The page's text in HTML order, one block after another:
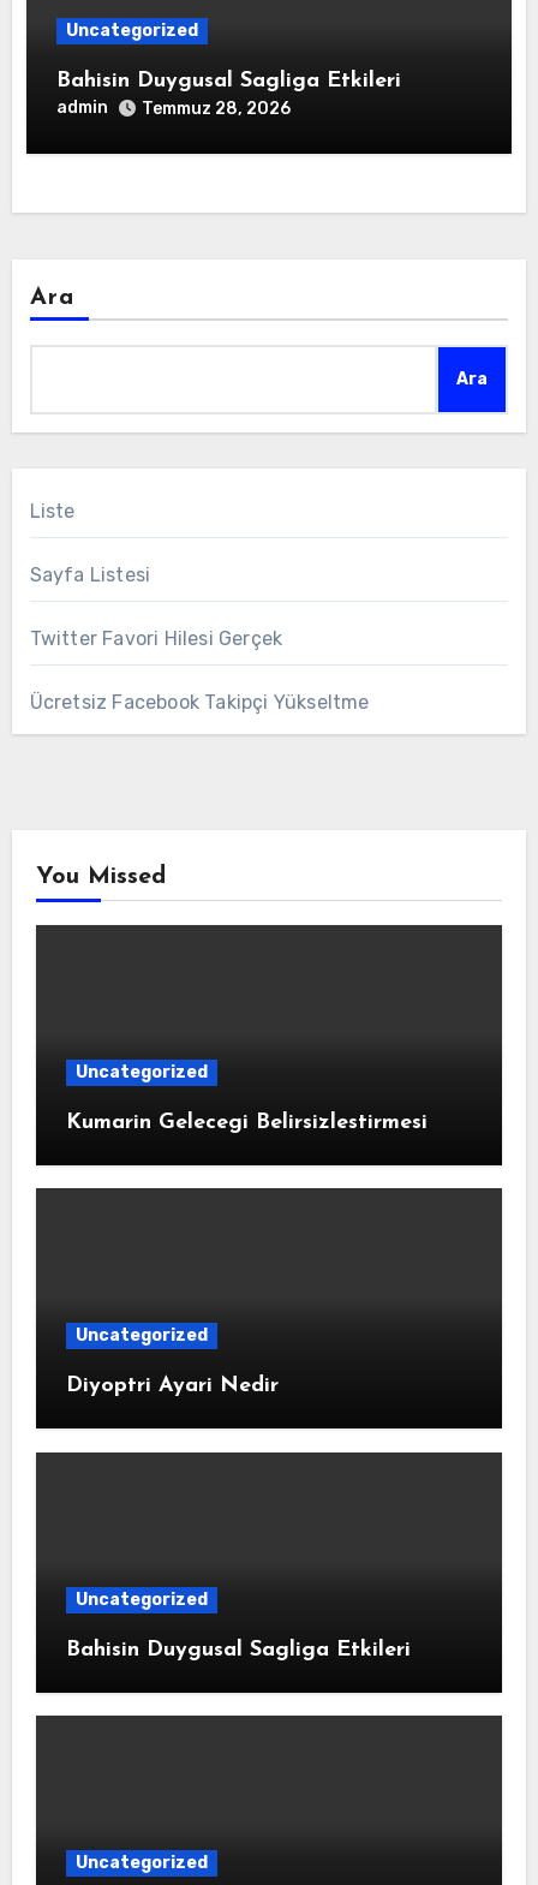
Uncategorized
Bahisin Duygusal Sagliga Etkileri
admin Temmuz 28, 2026
Ara
Ara
Liste
Sayfa Listesi
Twitter Favori Hilesi Gerçek
Ücretsiz Facebook Takipçi Yükseltme
You Missed
Uncategorized
Kumarin Gelecegi Belirsizlestirmesi
Uncategorized
Diyoptri Ayari Nedir
Uncategorized
Bahisin Duygusal Sagliga Etkileri
Uncategorized